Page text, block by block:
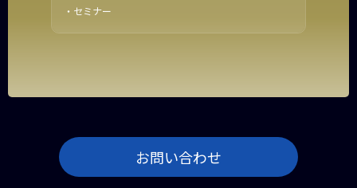
・セミナー
お問い合わせ